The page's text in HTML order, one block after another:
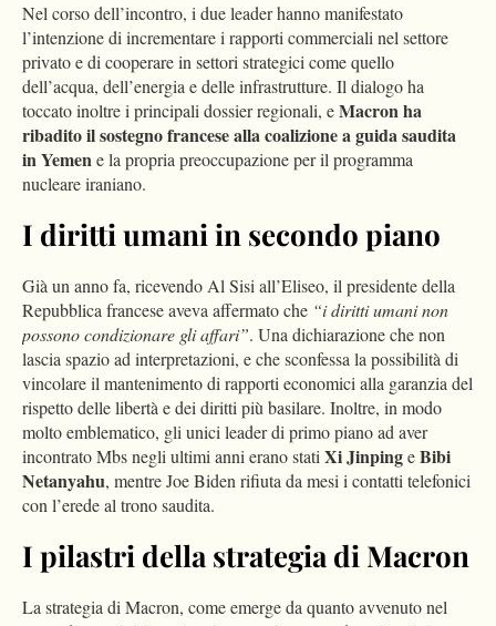
Nel corso dell’incontro, i due leader hanno manifestato
l’intenzione di incrementare i rapporti commerciali nel settore
privato e di cooperare in settori strategici come quello
dell’acqua, dell’energia e delle infrastrutture. Il dialogo ha
toccato inoltre i principali dossier regionali, eMacron ha
ribadito il sostegno francese alla coalizione a guida saudita
in Yemene la propria preoccupazione per il programma
nucleare iraniano.
I diritti umani in secondo piano
Già un anno fa, ricevendo Al Sisi all’Eliseo, il presidente della
Repubblica francese aveva affermato che “i diritti umani non
possono condizionare gli affari”. Una dichiarazione che non
lascia spazio ad interpretazioni, e che sconfessa la possibilità di
vincolare il mantenimento di rapporti economici alla garanzia del
rispetto delle libertà e dei diritti più basilare. Inoltre, in modo
molto emblematico, gli unici leader di primo piano ad aver
incontrato Mbs negli ultimi anni erano statiXi JinpingeBibi
Netanyahu, mentre Joe Biden rifiuta da mesi i contatti telefonici
con l’erede al trono saudita.
I pilastri della strategia di Macron
La strategia di Macron, come emerge da quanto avvenuto nel